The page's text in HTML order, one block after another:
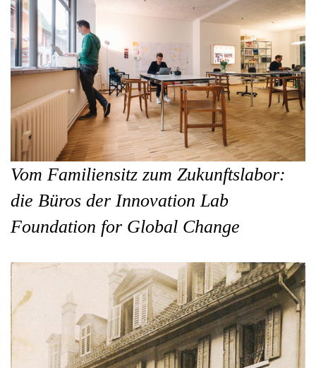
Vom Familiensitz zum Zukunftslabor:
die Büros der Innovation Lab
Foundation for Global Change